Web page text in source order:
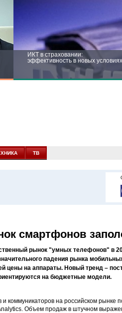
ИКТ в страховании:
эффективность в новых условиях
новых условиях
ТВ
смартфонов
рынок "умных телефонов" в
падения рынка
цены на аппараты. Новый тренд –
на бюджетные модели.
на российском рынке
Объем продаж в штучном